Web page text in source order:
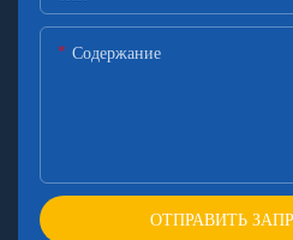
Содержание
ОТПРАВИТЬ